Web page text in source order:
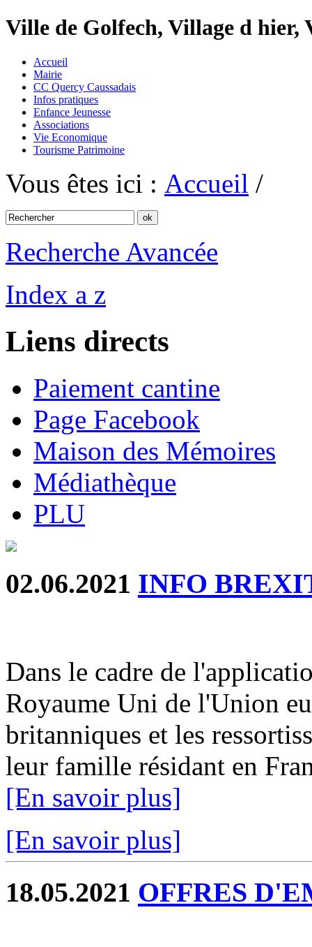
Ville de Golfech, Village d
Accueil
Mairie
CC Quercy Caussadais
Infos pratiques
Enfance Jeunesse
Associations
Vie Economique
Tourisme Patrimoine
Vous êtes ici : Accueil /
Recherche Avancée
Index a z
Liens directs
Paiement cantine
Page Facebook
Maison des Mémoires
Médiathèque
PLU
02.06.2021 INFO
Dans le cadre de
Royaume Uni de l'Union
britanniques et les
leur famille résidant en
[En savoir plus]
[En savoir plus]
18.05.2021 OFFRES